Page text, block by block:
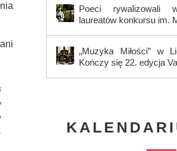
Poeci rywalizowali
laureatów konkursu im.
„Muzyka Miłości” w
Kończy się 22. edycja